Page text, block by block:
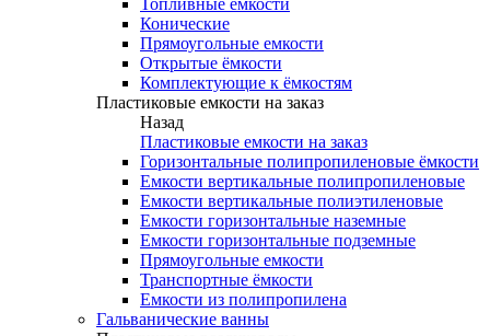
Конические
Прямоугольные емкости
Открытые ёмкости
Комплектующие к ёмкостям
Пластиковые емкости на заказ
Назад
Пластиковые емкости на заказ
Горизонтальные полипропиленовые ёмкости
Емкости вертикальные полипропиленовые
Емкости вертикальные полиэтиленовые
Емкости горизонтальные наземные
Емкости горизонтальные подземные
Прямоугольные емкости
Транспортные ёмкости
Емкости из полипропилена
Гальванические ванны